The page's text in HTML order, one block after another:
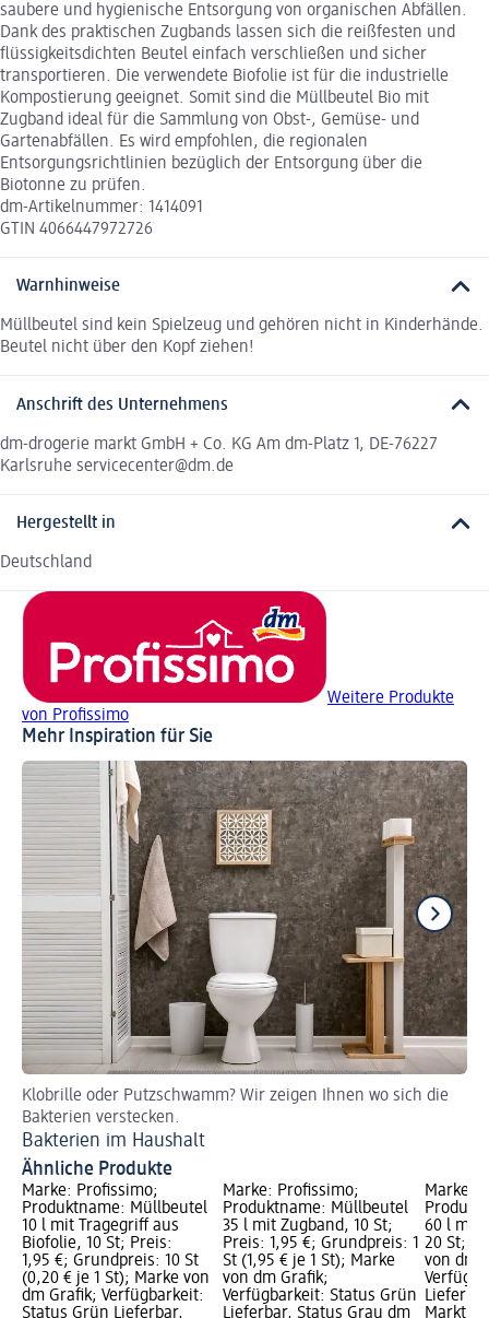
saubere und hygienische Entsorgung von organischen Abfällen.
Dank des praktischen Zugbands lassen sich die reißfesten und
flüssigkeitsdichten Beutel einfach verschließen und sicher
transportieren. Die verwendete Biofolie ist für die industrielle
Kompostierung geeignet. Somit sind die Müllbeutel Bio mit
Zugband ideal für die Sammlung von Obst-, Gemüse- und
Gartenabfällen. Es wird empfohlen, die regionalen
Entsorgungsrichtlinien bezüglich der Entsorgung über die
Biotonne zu prüfen.
dm-Artikelnummer: 1414091
GTIN 4066447972726
Warnhinweise
Müllbeutel sind kein Spielzeug und gehören nicht in Kinderhände.
Beutel nicht über den Kopf ziehen!
Anschrift des Unternehmens
dm-drogerie markt GmbH + Co. KG Am dm-Platz 1, DE-76227
Karlsruhe servicecenter@dm.de
Hergestellt in
Deutschland
Weitere Produkte
von Profissimo
Mehr Inspiration für Sie
Klobrille oder Putzschwamm? Wir zeigen Ihnen wo sich die
Bakterien verstecken.
Bakterien im Haushalt
Ähnliche Produkte
Marke: Profissimo;
Produktname: Müllbeutel
10 l mit Tragegriff aus
Biofolie, 10 St; Preis:
1,95 €; Grundpreis: 10 St
(0,20 € je 1 St); Marke von
dm Grafik; Verfügbarkeit:
Status Grün Lieferbar,
Marke: Profissimo;
Produktname: Müllbeutel
35 l mit Zugband, 10 St;
Preis: 1,95 €; Grundpreis: 1
St (1,95 € je 1 St); Marke
von dm Grafik;
Verfügbarkeit: Status Grün
Lieferbar, Status Grau dm
Marke:
60 l mit
20 St;
von dm
Markt